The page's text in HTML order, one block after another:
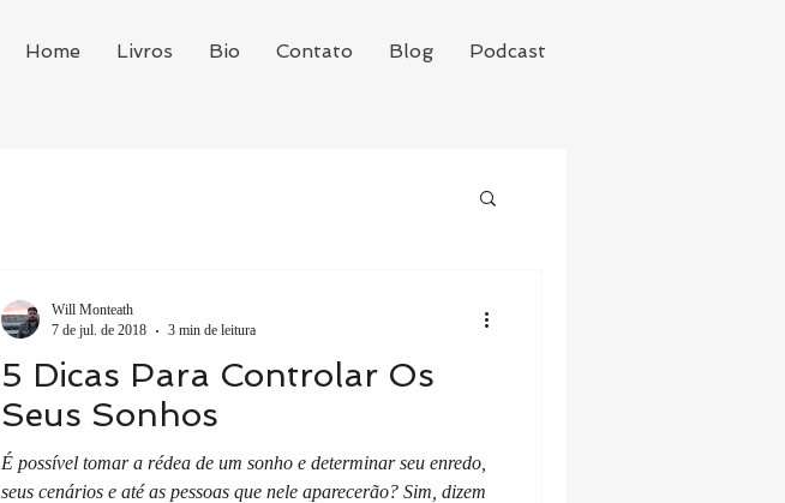
Home Livros Bio Contato Blog Podcast
5 Dicas Para Controlar Os
Seus Sonhos
É possível tomar a rédea de um sonho e determinar seu enredo,
seus cenários e até as pessoas que nele aparecerão? Sim, dizem
Will Monteath
7 de jul. de 2018
3 min de leitura